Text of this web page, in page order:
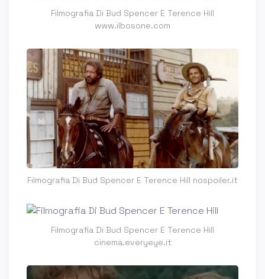
Filmografia Di Bud Spencer E Terence Hill
www.ilbosone.com
Filmografia Di Bud Spencer E Terence Hill nospoiler.it
Filmografia Di Bud Spencer E Terence Hill
cinema.everyeye.it